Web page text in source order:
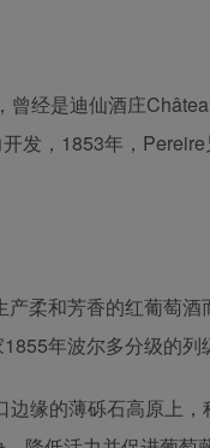
经是迪仙酒庄
发，1853年，
柔和芳香的红葡萄
年波尔多分级的列
缘的薄砾石高原上，